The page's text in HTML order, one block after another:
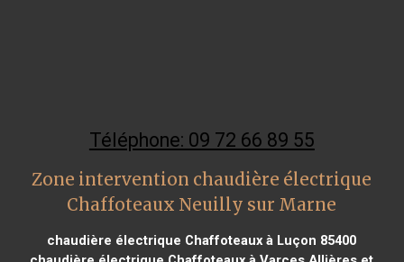
Téléphone: 09 72 66 89 55
Zone intervention chaudière électrique
Chaffoteaux Neuilly sur Marne
chaudière électrique Chaffoteaux à Luçon 85400